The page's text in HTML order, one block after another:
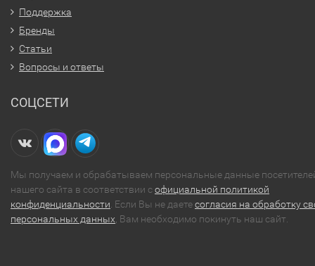
Поддержка
Бренды
Статьи
Вопросы и ответы
СОЦСЕТИ
Мы получаем и обрабатываем персональные данные
нашего сайта в соответствии софициальной политикой
конфиденциальности . Если Вы не даетесогласия на обработку
персональных данных , Вам необходимо покинуть наш сайт.